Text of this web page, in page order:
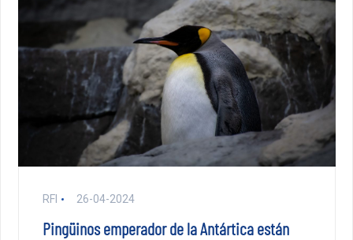
RFI 26-04-2024
Pingüinos emperador de la Antártica están